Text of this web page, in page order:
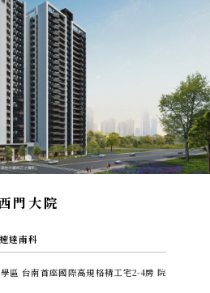
門大院
達南科
區 台南首座國際高規格精工宅2-4房 院